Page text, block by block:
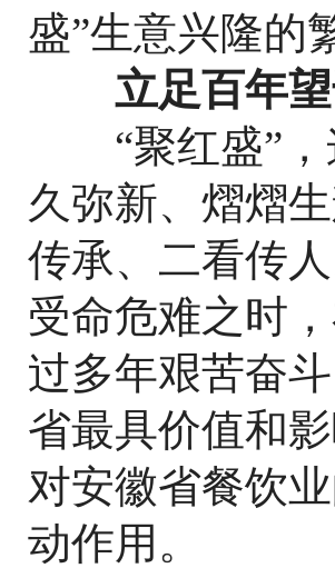
盛”生意兴隆的
立足百年
“聚红盛”，
久弥新、熠熠
传承、二看传
受命危难之时
过多年艰苦奋
省最具价值和
对安徽省餐饮
动作用。